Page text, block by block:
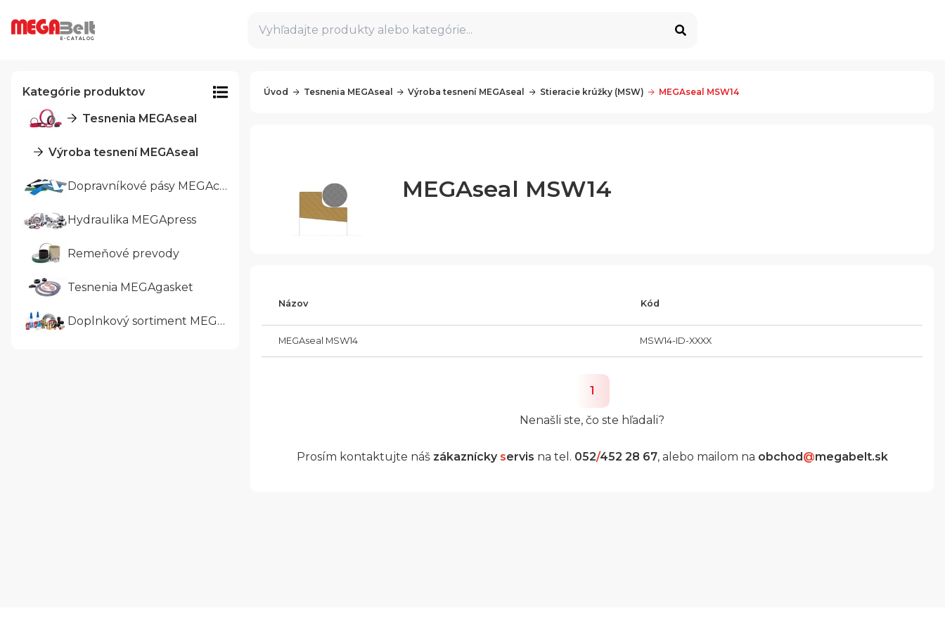
E-CATALOG
Vyhľadajte produkty alebo kategórie...
Kategórie produktov
Tesnenia MEGAseal
Výroba tesnení MEGAseal
Dopravníkové pásy MEGAcon
Hydraulika MEGApress
Remeňové prevody
Tesnenia MEGAgasket
Doplnkový sortiment MEGAtrade
Úvod Tesnenia MEGAseal Výroba tesnení MEGAseal Stieracie krúžky (MSW) MEGAseal MSW14
MEGAseal MSW14
Názov Kód
MEGAseal MSW14 MSW14-ID-XXXX
1
Nenašli ste, čo ste hľadali?
Prosím kontaktujte náš zákaznícky servis na tel. 052/452 28 67, alebo mailom na obchod@megabelt.sk